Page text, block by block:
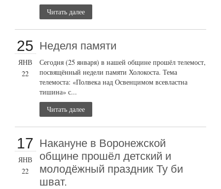
Читать далее
25
ЯНВ
22
Неделя памяти
Сегодня (25 января) в нашей общине прошёл телемост,
посвящённый недели памяти Холокоста. Тема
телемоста: «Полвека над Освенцимом всевластна
тишина» с...
Читать далее
17
ЯНВ
22
Накануне в Воронежской
общине прошёл детский и
молодёжный праздник Ту би
шват.